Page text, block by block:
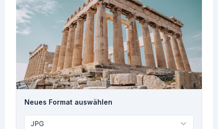
Neues Format auswählen